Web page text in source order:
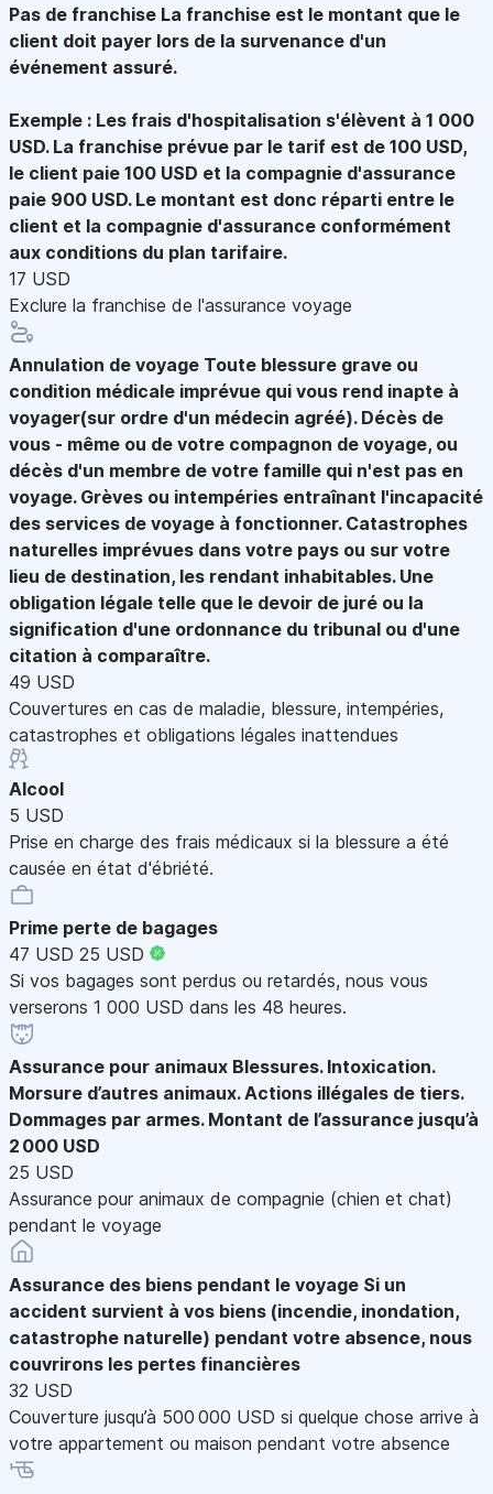
Pas de franchise La franchise est le montant que le
client doit payer lors de la survenance d'un
événement assuré.
Exemple : Les frais d'hospitalisation s'élèvent à 1 000
USD. La franchise prévue par le tarif est de 100 USD,
le client paie 100 USD et la compagnie d'assurance
paie 900 USD. Le montant est donc réparti entre le
client et la compagnie d'assurance conformément
aux conditions du plan tarifaire.
17 USD
Exclure la franchise de l'assurance voyage
Annulation de voyage Toute blessure grave ou
condition médicale imprévue qui vous rend inapte à
voyager(sur ordre d'un médecin agréé). Décès de
vous - même ou de votre compagnon de voyage, ou
décès d'un membre de votre famille qui n'est pas en
voyage. Grèves ou intempéries entraînant l'incapacité
des services de voyage à fonctionner. Catastrophes
naturelles imprévues dans votre pays ou sur votre
lieu de destination, les rendant inhabitables. Une
obligation légale telle que le devoir de juré ou la
signification d'une ordonnance du tribunal ou d'une
citation à comparaître.
49 USD
Couvertures en cas de maladie, blessure, intempéries,
catastrophes et obligations légales inattendues
Alcool
5 USD
Prise en charge des frais médicaux si la blessure a été
causée en état d'ébriété.
Prime perte de bagages
47 USD 25 USD
Si vos bagages sont perdus ou retardés, nous vous
verserons 1 000 USD dans les 48 heures.
Assurance pour animaux Blessures. Intoxication.
Morsure d’autres animaux. Actions illégales de tiers.
Dommages par armes. Montant de l’assurance jusqu’à
2 000 USD
25 USD
Assurance pour animaux de compagnie (chien et chat)
pendant le voyage
Assurance des biens pendant le voyage Si un
accident survient à vos biens (incendie, inondation,
catastrophe naturelle) pendant votre absence, nous
couvrirons les pertes financières
32 USD
Couverture jusqu’à 500 000 USD si quelque chose arrive à
votre appartement ou maison pendant votre absence